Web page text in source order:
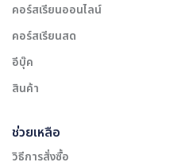
คอร์สเรียนออนไลน์
คอร์สเรียนสด
อีบุ๊ค
สินค้า
ช่วยเหลือ
วิธีการสั่งซื้อ